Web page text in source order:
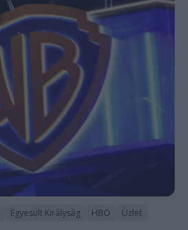
Egyesült Királyság HBO
Üzlet